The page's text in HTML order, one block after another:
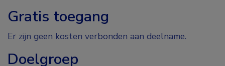
Gratis toegang
Er zijn geen kosten verbonden aan deelname.
Doelgroep